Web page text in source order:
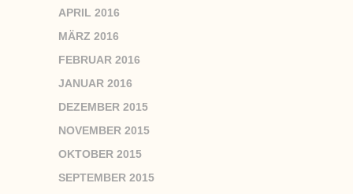
APRIL 2016
MÄRZ 2016
FEBRUAR 2016
JANUAR 2016
DEZEMBER 2015
NOVEMBER 2015
OKTOBER 2015
SEPTEMBER 2015